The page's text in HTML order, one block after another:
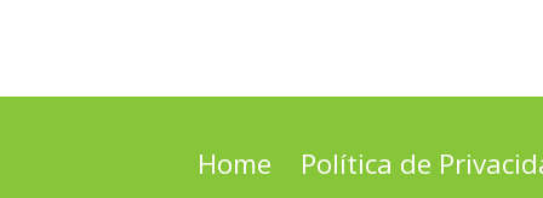
Home Política de